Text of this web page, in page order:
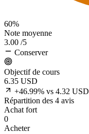
60%
Note moyenne
3.00 /5
Conserver
Objectif de cours
6.35 USD
+46.99% vs 4.32 USD
Répartition des 4 avis
Achat fort
0
Acheter